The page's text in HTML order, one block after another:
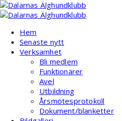
Hoppa
till
Hem
Senaste nytt
Verksamhet
Bli medlem
Funktionärer
Avel
Utbildning
Årsmötesprotokoll
Dokument/blanketter